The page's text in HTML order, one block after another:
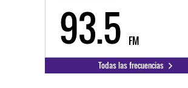
93.5 FM
Todas las frecuencias